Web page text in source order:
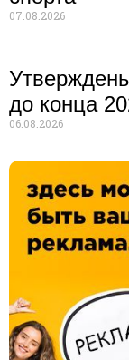
07.08.2026
до конца
06.08.2026